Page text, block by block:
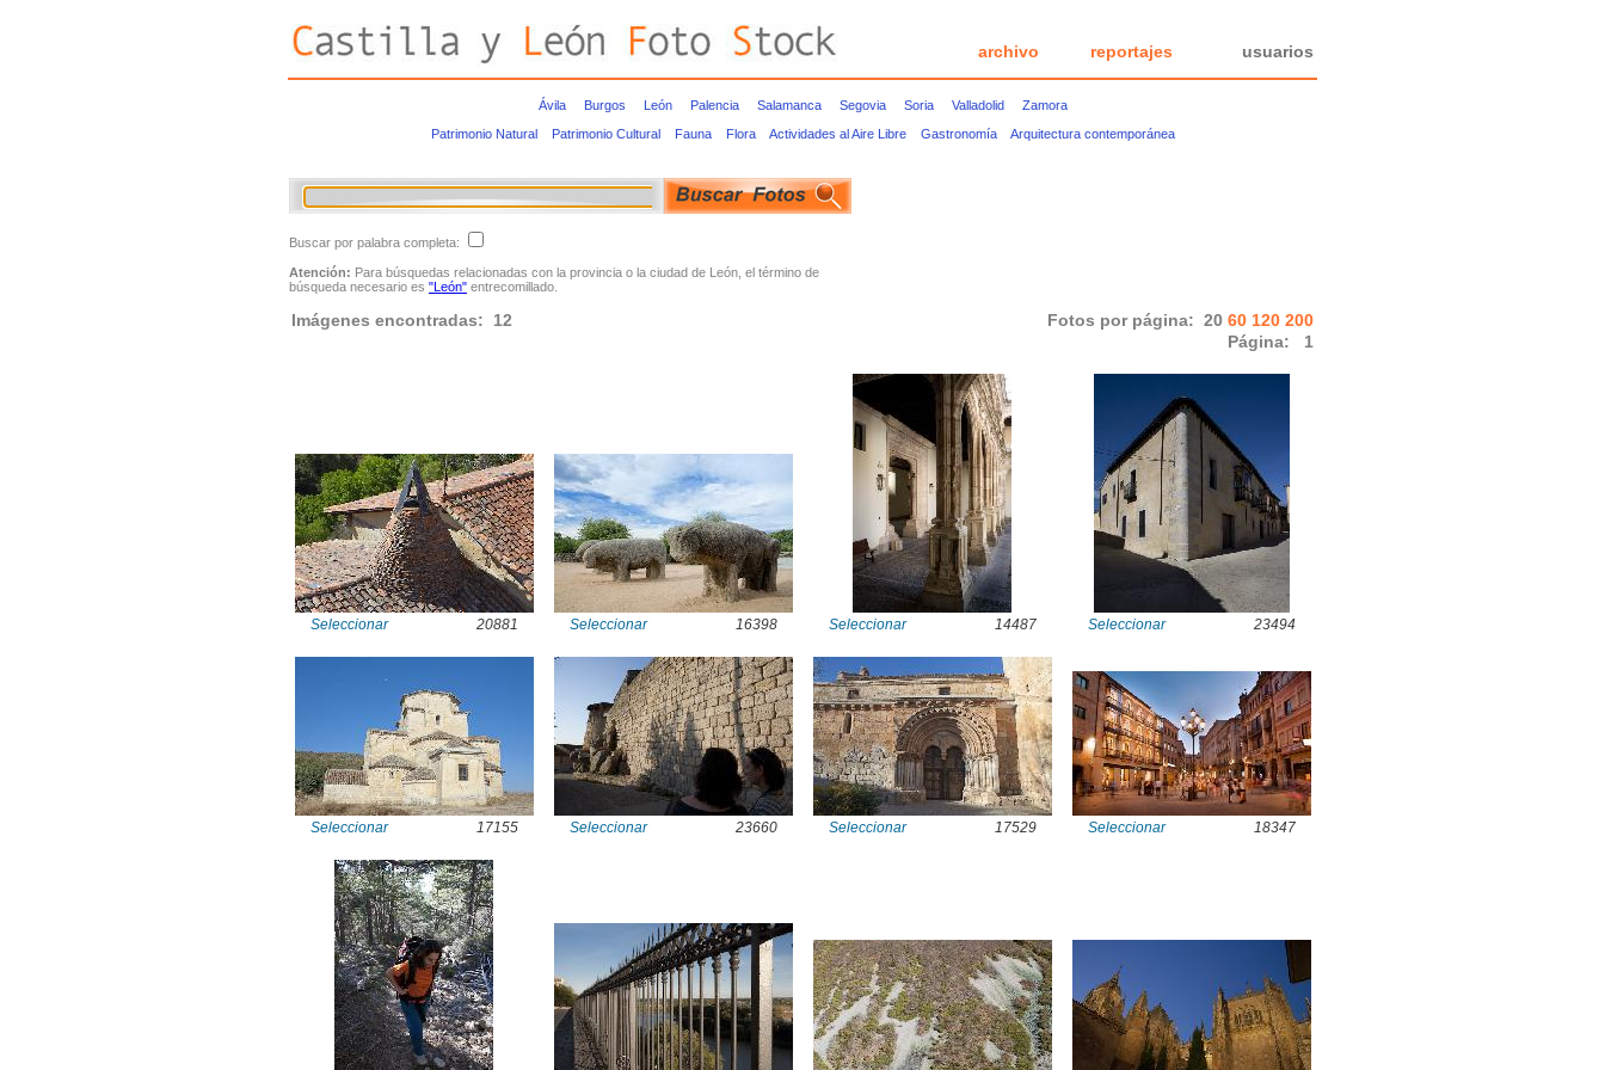
archivo reportajes usuarios
Ávila Burgos León Palencia Salamanca Segovia Soria Valladolid
Zamora
Patrimonio Natural
Patrimonio Cultural Fauna Flora Actividades al Aire Libre Gastronomía Arquitectura contemporánea
Buscar por palabra completa:
Atención: Para búsquedas relacionadas con la provincia o la ciudad de León, el término de
búsqueda necesario es "León" entrecomillado.
Imágenes encontradas: 12 Fotos por página: 20 60 120 200
Página:
1
Seleccionar 20881 Seleccionar 16398 Seleccionar 14487 Seleccionar 23494
Seleccionar 17155 Seleccionar 23660 Seleccionar 17529 Seleccionar 18347